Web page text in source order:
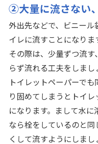
②大量に流さない
外出先などで、ビニー
イレに流すことになりま
その際は、少量ずつ流
らず流れる工夫をしまし
トイレットペーパーで
り固めてしまうとトイ
になります。まして水
なら栓をしているのと
くして流すようにしまし